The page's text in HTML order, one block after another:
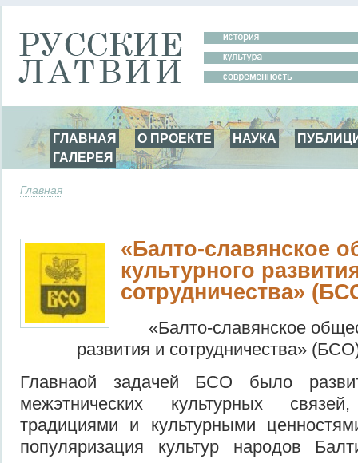
ГЛАВНАЯ О ПРОЕКТЕ НАУКА
ГАЛЕРЕЯ
Главная
«Балто-славянское
культурного
сотрудничества»
«Балто-славянское
развития и сотрудничества»
Главнаой задачей БСО было
межэтнических культурных
традициями и культурными
популяризация культур народов